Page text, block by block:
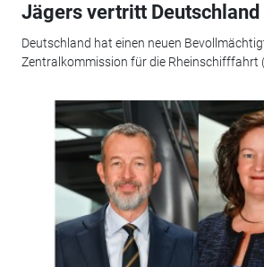
Jägers vertritt Deutschland
Deutschland hat einen neuen
Zentralkommission für die Rheinschifffahrt